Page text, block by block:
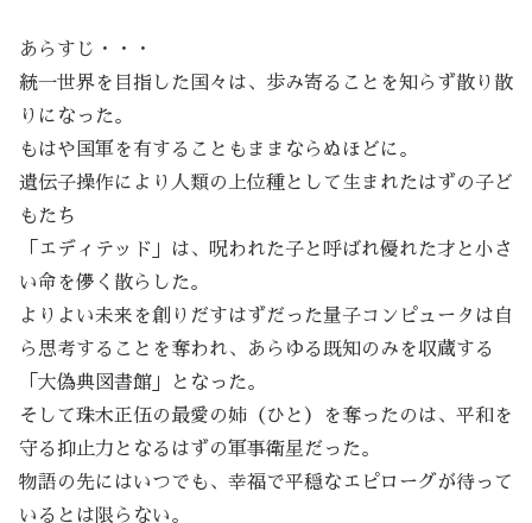
あらすじ・・・
統一世界を目指した国々は、歩み寄ることを知らず散り散
りになった。
もはや国軍を有することもままならぬほどに。
遺伝子操作により人類の上位種として生まれたはずの子ど
もたち
「エディテッド」は、呪われた子と呼ばれ優れた才と小さ
い命を儚く散らした。
よりよい未来を創りだすはずだった量子コンピュータは自
ら思考することを奪われ、あらゆる既知のみを収蔵する
「大偽典図書館」となった。
そして珠木正伍の最愛の姉（ひと）を奪ったのは、平和を
守る抑止力となるはずの軍事衛星だった。
物語の先にはいつでも、幸福で平穏なエピローグが待って
いるとは限らない。